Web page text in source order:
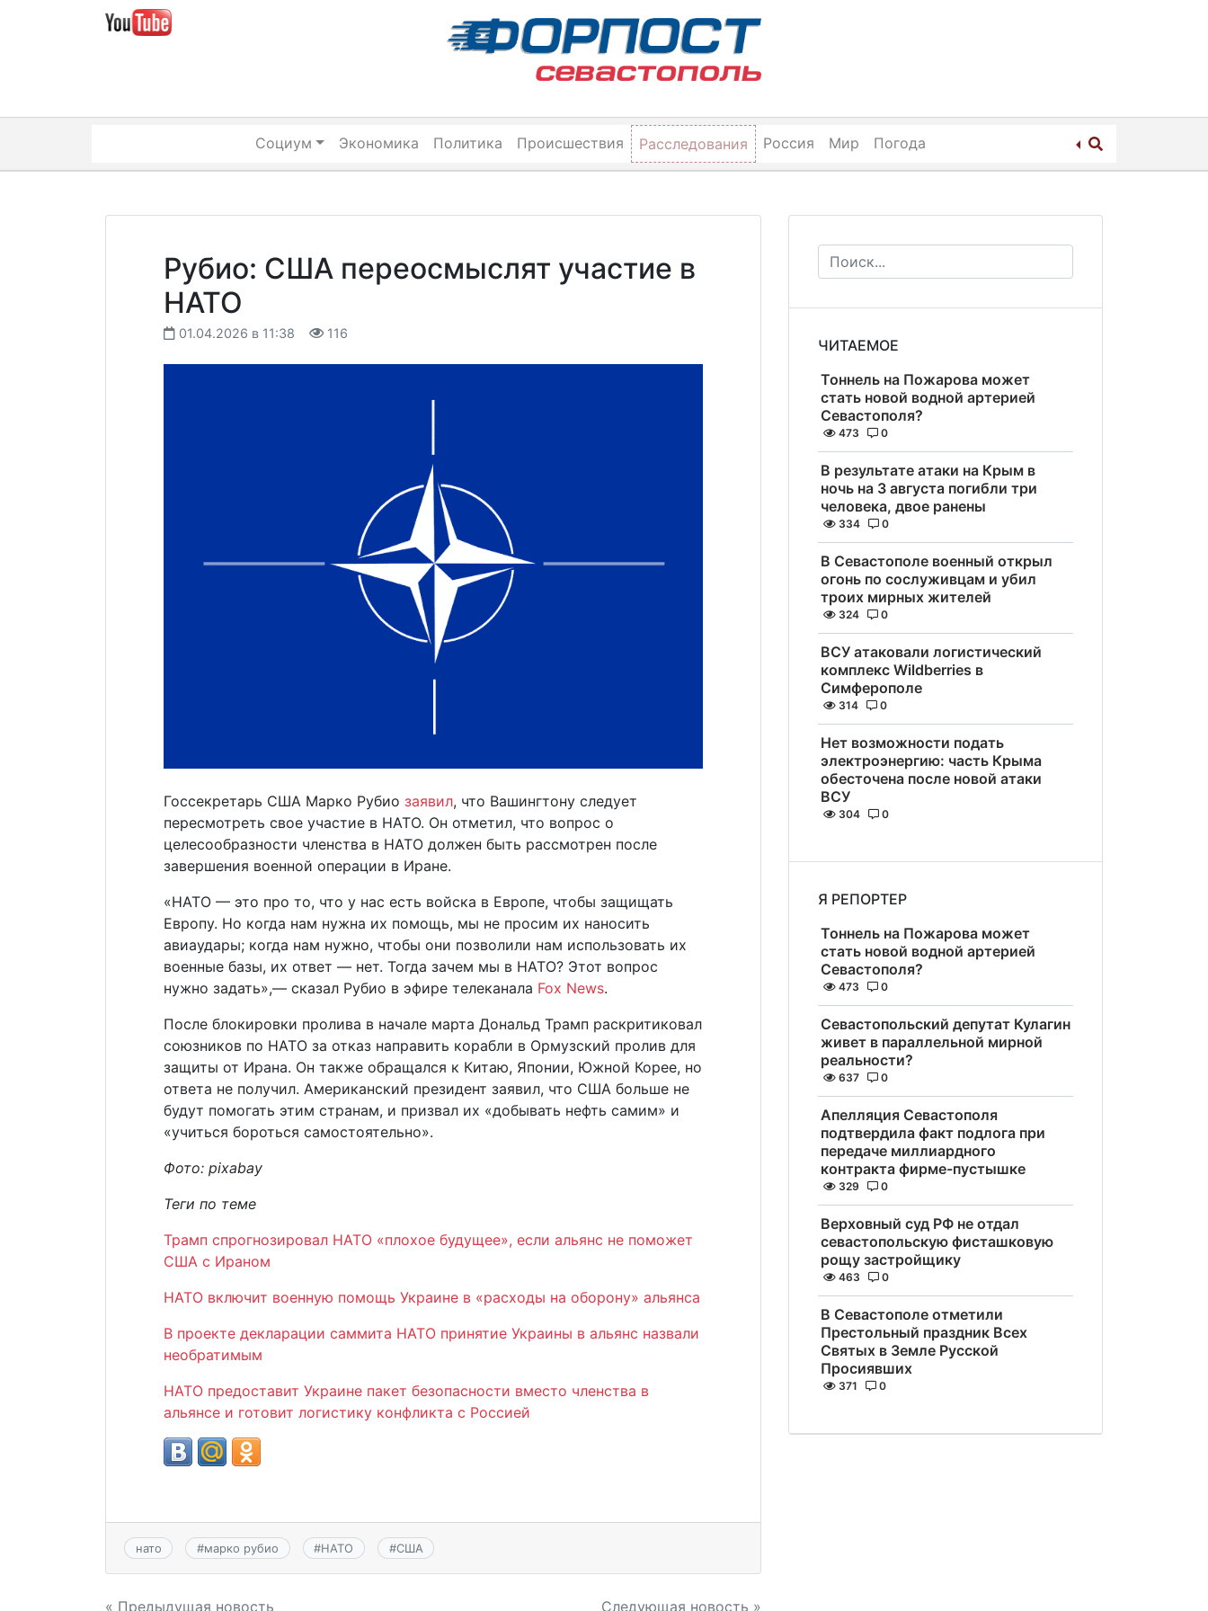
Социум Экономика Политика Происшествия Расследования Россия Мир Погода
Рубио: США переосмыслят участие в
НАТО
01.04.2026 в 11:38 116
Госсекретарь США Марко Рубио заявил, что Вашингтону следует
пересмотреть свое участие в НАТО. Он отметил, что вопрос о
целесообразности членства в НАТО должен быть рассмотрен после
завершения военной операции в Иране.
«НАТО — это про то, что у нас есть войска в Европе, чтобы защищать
Европу. Но когда нам нужна их помощь, мы не просим их наносить
авиаудары; когда нам нужно, чтобы они позволили нам использовать их
военные базы, их ответ — нет. Тогда зачем мы в НАТО? Этот вопрос
нужно задать»,— сказал Рубио в эфире телеканала Fox News.
После блокировки пролива в начале марта Дональд Трамп раскритиковал
союзников по НАТО за отказ направить корабли в Ормузский пролив для
защиты от Ирана. Он также обращался к Китаю, Японии, Южной Корее, но
ответа не получил. Американский президент заявил, что США больше не
будут помогать этим странам, и призвал их «добывать нефть самим» и
«учиться бороться самостоятельно».
Фото: pixabay
Теги по теме
Трамп спрогнозировал НАТО «плохое будущее», если альянс не поможет
США с Ираном
НАТО включит военную помощь Украине в «расходы на оборону» альянса
В проекте декларации саммита НАТО принятие Украины в альянс назвали
необратимым
НАТО предоставит Украине пакет безопасности вместо членства в
альянсе и готовит логистику конфликта с Россией
нато #марко рубио #НАТО #США
« Предыдущая новость Следующая новость »
ЧИТАЕМОЕ
Тоннель на Пожарова может
стать новой водной артерией
Севастополя?
473 0
В результате атаки на Крым в
ночь на 3 августа погибли три
человека, двое ранены
334 0
В Севастополе военный открыл
огонь по сослуживцам и убил
троих мирных жителей
324 0
ВСУ атаковали логистический
комплекс Wildberries в
Симферополе
314 0
Нет возможности подать
электроэнергию: часть Крыма
обесточена после новой атаки
ВСУ
304 0
Я РЕПОРТЕР
Тоннель на Пожарова может
стать новой водной артерией
Севастополя?
473 0
Севастопольский депутат Кулагин
живет в параллельной мирной
реальности?
637 0
Апелляция Севастополя
подтвердила факт подлога при
передаче миллиардного
контракта фирме-пустышке
329 0
Верховный суд РФ не отдал
севастопольскую фисташковую
рощу застройщику
463 0
В Севастополе отметили
Престольный праздник Всех
Святых в Земле Русской
Просиявших
371 0